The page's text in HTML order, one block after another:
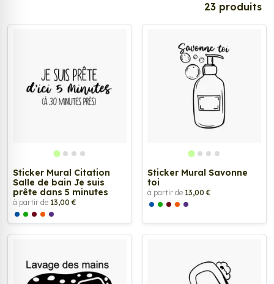
23 produits
Sticker Mural Citation
Salle de bain Je suis
prête dans 5 minutes
à partir de 13,00 €
Sticker Mural Savonne
toi
à partir de 13,00 €